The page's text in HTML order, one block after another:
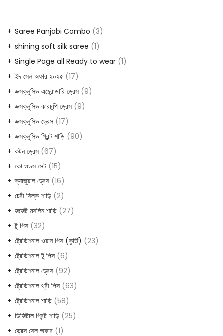
Saree Panjabi Combo 3
shining soft silk saree 1
Single Page all Ready to wear 1
ইদ সেল অফার ২০২৫ 17
এক্সক্লুসিভ এম্ব্রোডারি ড্রেস 9
এক্সক্লুসিভ কারচুপি ড্রেস 9
এক্সক্লুসিভ ড্রেস 17
এক্সক্লুসিভ প্রিন্ট শাড়ি 90
কটন ড্রেস 67
কো ওডস সেট 15
ক্যাজুয়াল ড্রেস 16
চেরী সিল্ক শাড়ি 2
জর্জেট মসলিন শাড়ি 27
টু পিস 32
ট্রেডিশনাল ওয়ান পিস (কুর্তি)
23
ট্রেডিশনাল টু পিস 6
ট্রেডিশনাল ড্রেস 92
ট্রেডিশনাল থ্রী পিস 63
ট্রেডিশনাল শাড়ি 58
ডিজিটাল প্রিন্ট শাড়ি 25
ড্রেস সেল অফার 1